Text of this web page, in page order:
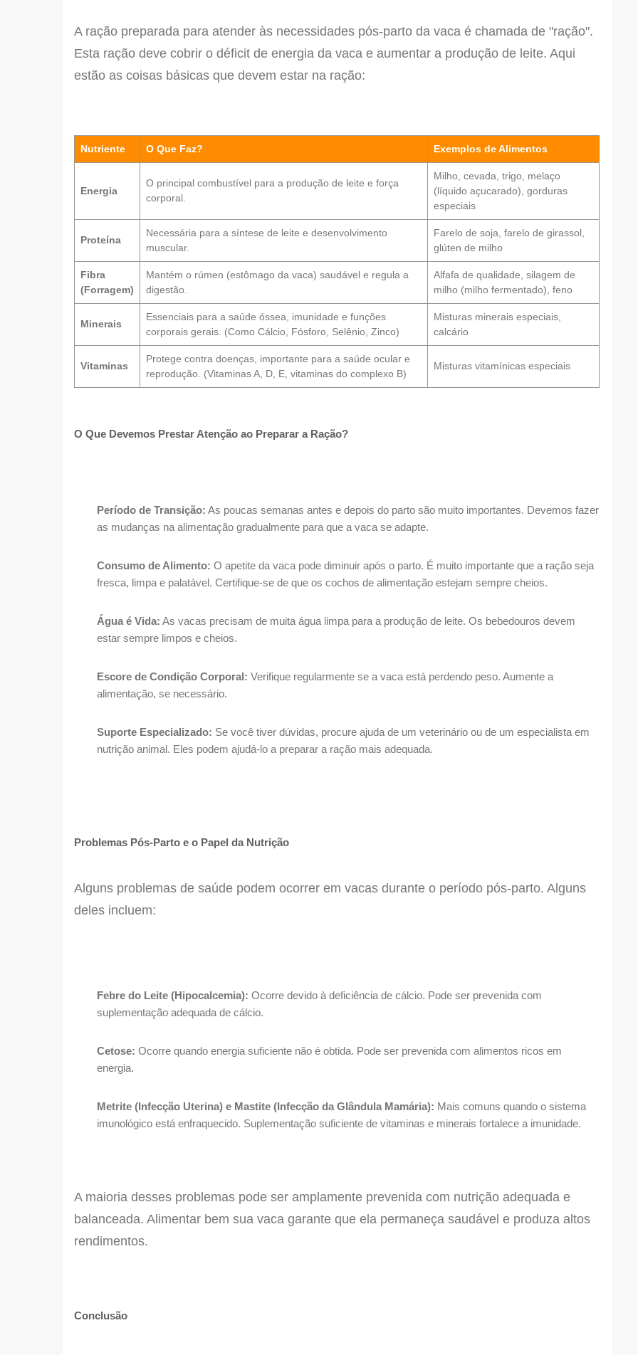
A ração preparada para atender às necessidades pós-parto da vaca é chamada de "ração".
Esta ração deve cobrir o déficit de energia da vaca e aumentar a produção de leite. Aqui
estão as coisas básicas que devem estar na ração:
Nutriente O Que Faz? Exemplos de Alimentos
Energia
O principal combustível para a produção de leite e força
corporal.
Milho, cevada, trigo, melaço
(líquido açucarado), gorduras
especiais
Proteína
Necessária para a síntese de leite e desenvolvimento
muscular.
Farelo de soja, farelo de girassol,
glúten de milho
Fibra
(Forragem)
Mantém o rúmen (estômago da vaca) saudável e regula a
digestão.
Alfafa de qualidade, silagem de
milho (milho fermentado), feno
Minerais
Essenciais para a saúde óssea, imunidade e funções
corporais gerais. (Como Cálcio, Fósforo, Selênio, Zinco)
Misturas minerais especiais,
calcário
Vitaminas
Protege contra doenças, importante para a saúde ocular e
reprodução. (Vitaminas A, D, E, vitaminas do complexo B)
Misturas vitamínicas especiais
O Que Devemos Prestar Atenção ao Preparar a Ração?
Período de Transição: As poucas semanas antes e depois do parto são muito importantes. Devemos fazer
as mudanças na alimentação gradualmente para que a vaca se adapte.
Consumo de Alimento: O apetite da vaca pode diminuir após o parto. É muito importante que a ração seja
fresca, limpa e palatável. Certifique-se de que os cochos de alimentação estejam sempre cheios.
Água é Vida: As vacas precisam de muita água limpa para a produção de leite. Os bebedouros devem
estar sempre limpos e cheios.
Escore de Condição Corporal: Verifique regularmente se a vaca está perdendo peso. Aumente a
alimentação, se necessário.
Suporte Especializado: Se você tiver dúvidas, procure ajuda de um veterinário ou de um especialista em
nutrição animal. Eles podem ajudá-lo a preparar a ração mais adequada.
Problemas Pós-Parto e o Papel da Nutrição
Alguns problemas de saúde podem ocorrer em vacas durante o período pós-parto. Alguns
deles incluem:
Febre do Leite (Hipocalcemia): Ocorre devido à deficiência de cálcio. Pode ser prevenida com
suplementação adequada de cálcio.
Cetose: Ocorre quando energia suficiente não é obtida. Pode ser prevenida com alimentos ricos em
energia.
Metrite (Infecção Uterina) e Mastite (Infecção da Glândula Mamária): Mais comuns quando o sistema
imunológico está enfraquecido. Suplementação suficiente de vitaminas e minerais fortalece a imunidade.
A maioria desses problemas pode ser amplamente prevenida com nutrição adequada e
balanceada. Alimentar bem sua vaca garante que ela permaneça saudável e produza altos
rendimentos.
Conclusão